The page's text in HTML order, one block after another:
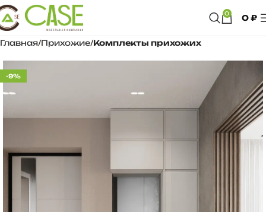
0 0₽
Главная Прихожие Комплекты прихожих
-9%